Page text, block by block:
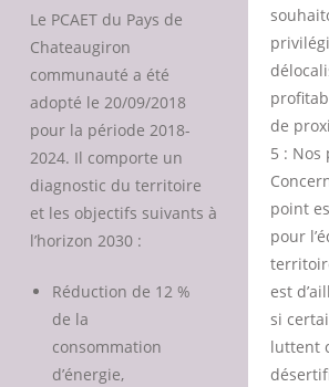
Le PCAET du Pays de
Chateaugiron
communauté a été
adopté le 20/09/2018
pour la période 2018-
2024. Il comporte un
diagnostic du territoire
et les objectifs suivants à
l’horizon 2030 :
Réduction de 12 %
de la
consommation
d’énergie,
de
5 : Nos
point
pour
est
si
luttent